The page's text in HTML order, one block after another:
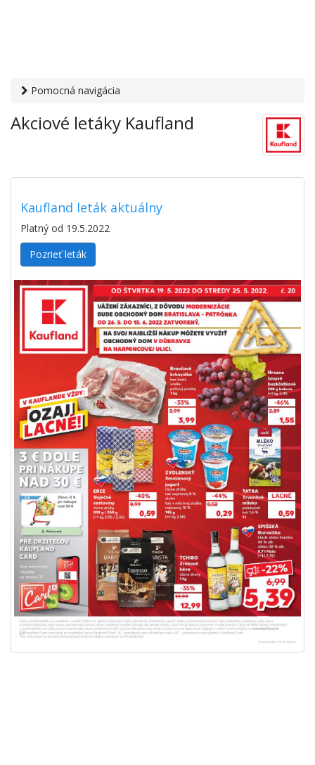
Pomocná navigácia
Akciové letáky Kaufland
Kaufland leták aktuálny
Platný od 19.5.2022
Pozrieť leták